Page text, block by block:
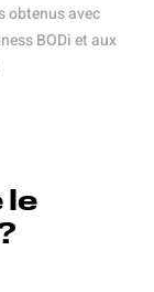
obtenus avec
BODi et aux
le